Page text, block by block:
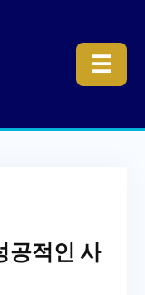
☰
공적인 사